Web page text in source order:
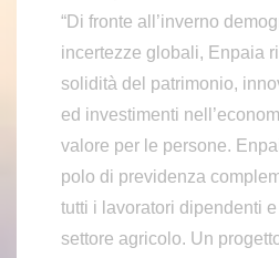
“Di fronte all’inverno
incertezze globali, Enpaia
solidità del patrimonio,
ed investimenti
valore per le persone.
polo di previdenza
tutti i lavoratori dipendenti e
settore agricolo. Un